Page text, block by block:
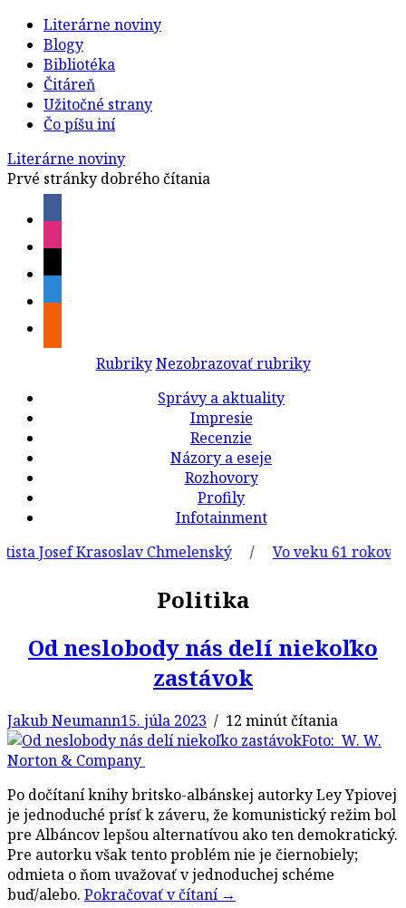
Literárne noviny
Blogy
Bibliotéka
Čitáreň
Užitočné strany
Čo píšu iní
Literárne noviny
Prvé stránky dobrého čítania
Rubriky Nezobrazovať rubriky
Správy a aktuality
Impresie
Recenzie
Názory a eseje
Rozhovory
Profily
Infotainment
Josef Krasoslav Chmelenský/ Vo veku 61 rokov
Politika
Od neslobody nás delí niekoľko
zastávok
Jakub Neumann15. júla 2023 / 12 minút čítania
Foto: W. W.
Norton & Company
Po dočítaní knihy britsko-albánskej autorky Ley Ypiovej
je jednoduché prísť k záveru, že komunistický režim bol
pre Albáncov lepšou alternatívou ako ten demokratický.
Pre autorku však tento problém nie je čiernobiely;
odmieta o ňom uvažovať v jednoduchej schéme
buď/alebo. Pokračovať v čítaní →